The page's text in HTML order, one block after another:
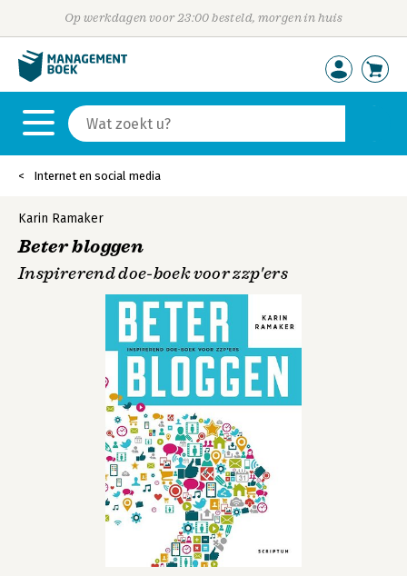
Op werkdagen voor 23:00 besteld, morgen in huis
Internet en social media
Karin Ramaker
Beter bloggen
Inspirerend doe-boek voor zzp'ers